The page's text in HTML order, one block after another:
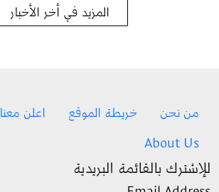
المزيد في أخر الأخبار
من نحن خريطة الموقع اعلن معنا
About Us
للإشترك بالقائمة البريدية